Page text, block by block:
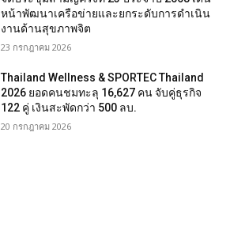
หน้าพัฒนาเครือข่ายและยกระดับการดำเนิน
งานด้านสุขภาพจิต
23 กรกฎาคม 2026
Thailand Wellness & SPORTEC Thailand
2026 ยอดคนชมทะลุ 16,627 คน จับคู่ธุรกิจ
122 คู่ เงินสะพัดกว่า 500 ลบ.
20 กรกฎาคม 2026